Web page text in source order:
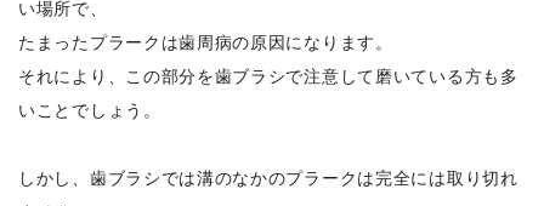
い場所で、
たまったプラークは歯周病の原因になります。
それにより、この部分を歯ブラシで注意して磨いている方も多
いことでしょう。
しかし、歯ブラシでは溝のなかのプラークは完全には取り切れ